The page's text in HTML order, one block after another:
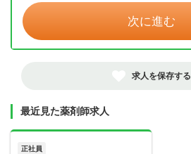
次に進む
求人を保存する
最近見た薬剤師求人
正社員